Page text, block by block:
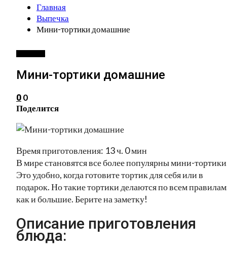
Главная
Выпечка
Мини-тортики домашние
Мини-тортики домашние
0 0
Поделится
Время приготовления: 13 ч. 0 мин
В мире становятся все более популярны мини-
Это удобно, когда готовите тортик для себя или в
подарок. Но такие тортики делаются по всем
как и большие. Берите на заметку!
Описание приготовления
блюда: